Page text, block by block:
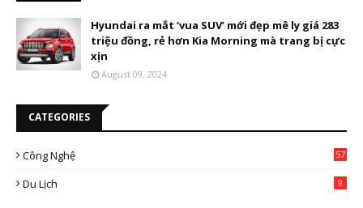
Hyundai ra mắt ‘vua SUV’ mới đẹp mê ly giá 283
triệu đồng, rẻ hơn Kia Morning mà trang bị cực
xịn
August 09, 2024
CATEGORIES
Công Nghệ 57
Du Lịch 9